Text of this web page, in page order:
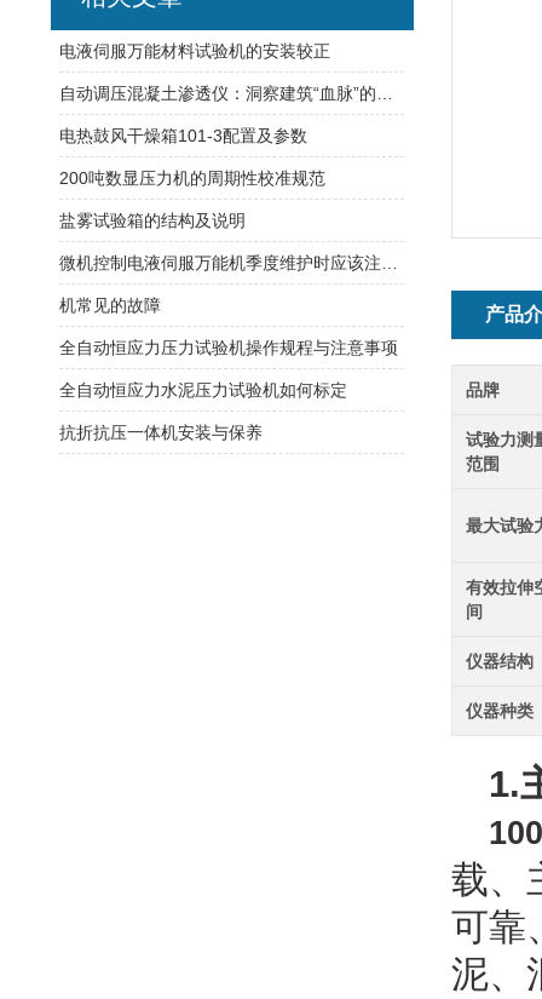
产品
品牌
试验力测
范围
最大试验
有效拉伸
间
仪器结构
仪器种类
1.
载、
可靠
泥、
电液伺服万能材料试验机的安装较正
电热鼓风干燥箱101-3配置及参数
200吨数显压力机的周期性校准规范
盐雾试验箱的结构及说明
机常见的故障
全自动恒应力压力试验机操作规程与注意事项
全自动恒应力水泥压力试验机如何标定
抗折抗压一体机安装与保养